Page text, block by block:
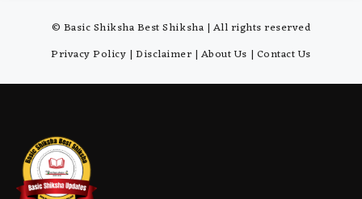
© Basic Shiksha Best Shiksha | All rights reserved
Privacy Policy |Disclaimer | About Us | Contact Us